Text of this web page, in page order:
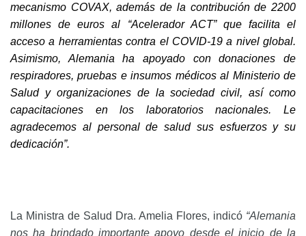
mecanismo COVAX, además de la contribución de 2200
millones de euros al “Acelerador ACT” que facilita el
acceso a herramientas contra el COVID-19 a nivel global.
Asimismo, Alemania ha apoyado con donaciones de
respiradores, pruebas e insumos médicos al Ministerio de
Salud y organizaciones de la sociedad civil, así como
capacitaciones en los laboratorios nacionales. Le
agradecemos al personal de salud sus esfuerzos y su
dedicación”.
La Ministra de Salud Dra. Amelia Flores, indicó “Alemania
nos ha brindado importante apoyo desde el inicio de la